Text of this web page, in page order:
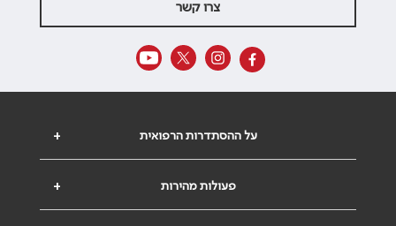
צרו קשר
+ על ההסתדרות הרפואית
+ פעולות מהירות